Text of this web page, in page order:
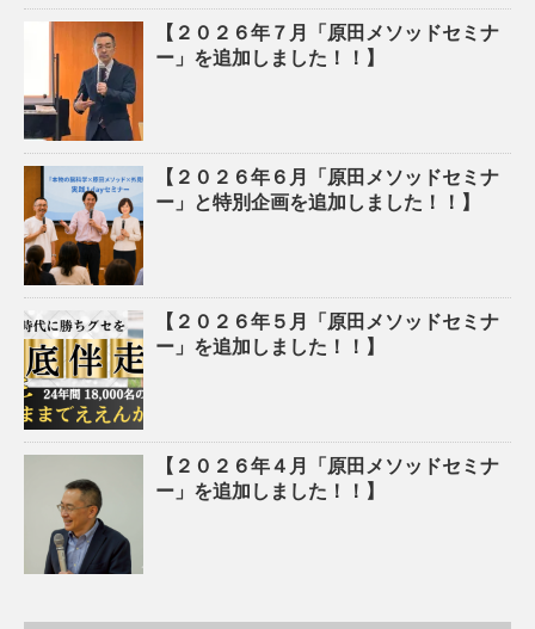
【２０２６年７月「原田メソッドセミナ
ー」を追加しました！！】
【２０２６年６月「原田メソッドセミナ
ー」と特別企画を追加しました！！】
【２０２６年５月「原田メソッドセミナ
ー」を追加しました！！】
【２０２６年４月「原田メソッドセミナ
ー」を追加しました！！】